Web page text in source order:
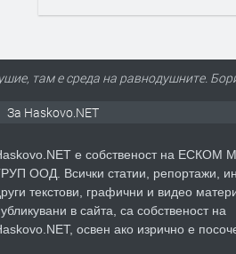
там е среда на равнодушните.
За Haskovo.NET
е собственост на ЕСКОМ
ООД. Всички статии, репортажи,
текстови, графични и видео
в сайта, са собственост на
освен ако изрично е